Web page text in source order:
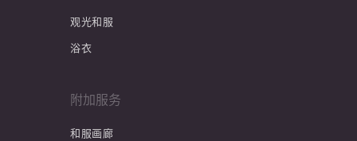
观光和服
浴衣
附加服务
和服画廊